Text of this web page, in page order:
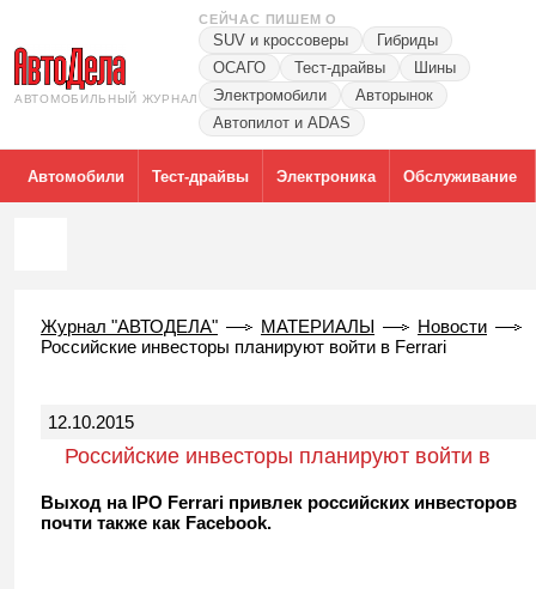
АВТОМОБИЛЬНЫЙ ЖУРНАЛ
СЕЙЧАС ПИШЕМ О
SUV и кроссоверы
Гибриды
ОСАГО
Тест-драйвы
Шины
Электромобили
Авторынок
Автопилот и ADAS
Автомобили Тест-драйвы Электроника Обслуживание
Журнал "АВТОДЕЛА" МАТЕРИАЛЫ
Новости
Российские инвесторы планируют войти в Ferrari
12.10.2015
Российские инвесторы планируют войти в
Выход на IPO Ferrari привлек российских инвесторов
почти также как Facebook.